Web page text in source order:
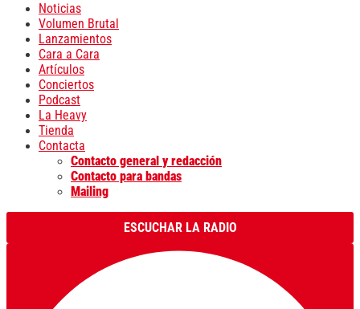
Noticias
Volumen Brutal
Lanzamientos
Cara a Cara
Artículos
Conciertos
Podcast
La Heavy
Tienda
Contacta
Contacto general y redacción
Contacto para bandas
Mailing
ESCUCHAR LA RADIO